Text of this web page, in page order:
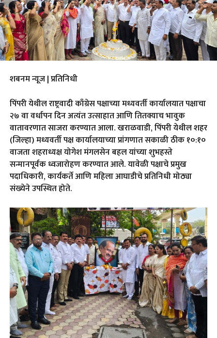
शबनम न्यूज | प्रतिनिधी
पिंपरी येथील राष्ट्रवादी काँग्रेस पक्षाच्या मध्यवर्ती कार्यालयात पक्षाचा
२७ वा वर्धापन दिन अत्यंत उत्साहात आणि तितक्याच भावुक
वातावरणात साजरा करण्यात आला. खराळवाडी, पिंपरी येथील शहर
(जिल्हा) मध्यवर्ती पक्ष कार्यालयाच्या प्रांगणात सकाळी ठीक १०:१०
वाजता शहराध्यक्ष योगेश मंगलसेन बहल यांच्या शुभहस्ते
सन्मानपूर्वक ध्वजारोहण करण्यात आले. यावेळी पक्षाचे प्रमुख
पदाधिकारी, कार्यकर्ते आणि महिला आघाडीचे प्रतिनिधी मोठ्या
संख्येने उपस्थित होते.